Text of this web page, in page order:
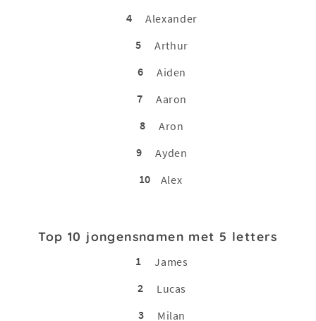
4
Alexander
5
Arthur
6
Aiden
7
Aaron
8
Aron
9
Ayden
10
Alex
Top 10 jongensnamen met 5 letters
1
James
2
Lucas
3
Milan